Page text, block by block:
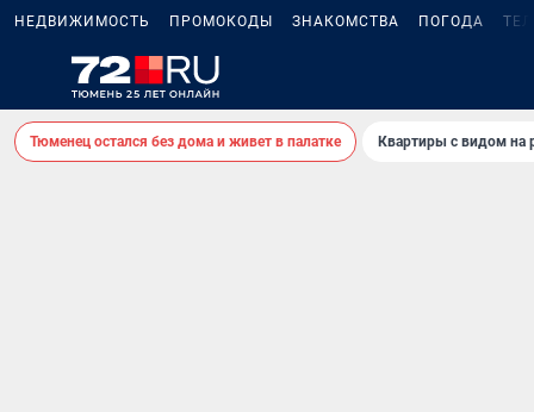
НЕДВИЖИМОСТЬ ПРОМОКОДЫ ЗНАКОМСТВА ПОГОДА
Тюменец остался без дома и живет в палатке Квартиры с видом на